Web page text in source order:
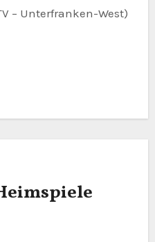
– Unterfranken-West)